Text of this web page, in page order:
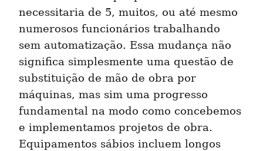
necessitaria de 5, muitos, ou até mesmo
numerosos funcionários trabalhando
sem automatização. Essa mudança não
significa simplesmente uma questão de
substituição de mão de obra por
máquinas, mas sim uma progresso
fundamental na modo como concebemos
e implementamos projetos de obra.
Equipamentos sábios incluem longos